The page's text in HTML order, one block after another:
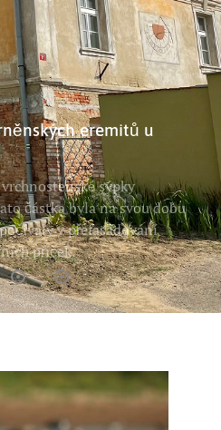
eremitů u
sýpky
částka byla na svou dobu
v přefasádování
příček.